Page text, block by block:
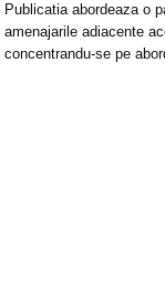
Publicatia abordeaza o
amenajarile adiacente
concentrandu-se pe